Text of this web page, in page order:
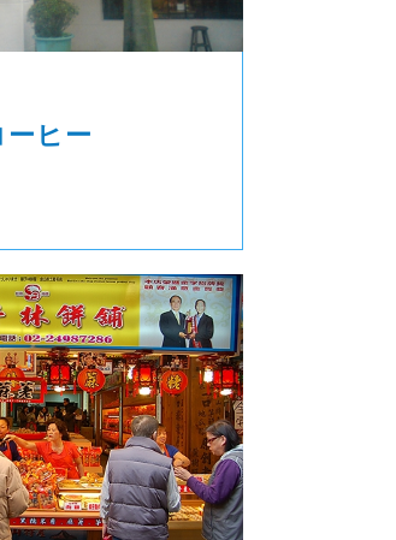
ーヒー